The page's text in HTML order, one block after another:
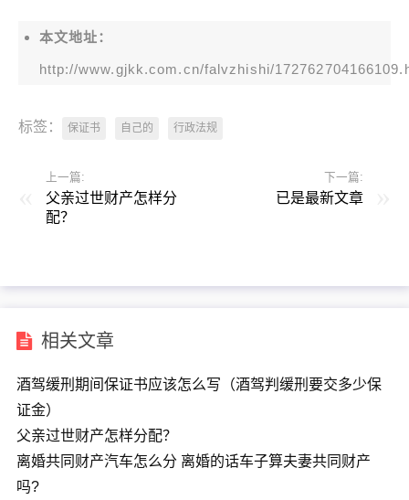
本文地址：
http://www.gjkk.com.cn/falvzhishi/
标签： 保证书 自己的 行政法规
上一篇:
父亲过世财产怎样分
配？
下一篇:
已是最新文章
相关文章
酒驾缓刑期间保证书应该怎么写（酒驾判缓刑要交多少保
证金）
父亲过世财产怎样分配？
离婚共同财产汽车怎么分 离婚的话车子算夫妻共同财产
吗?